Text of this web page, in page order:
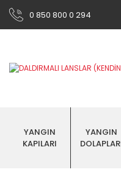
0 850 800 0 294
YANGIN
KAPILARI
YANGIN